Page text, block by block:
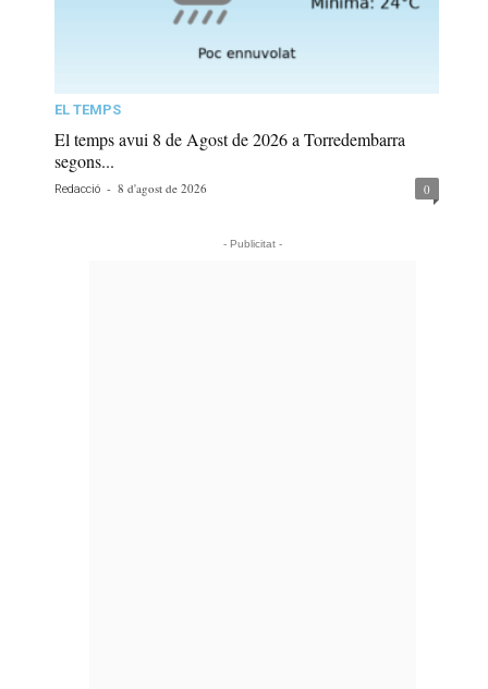
EL TEMPS
El temps avui 8 de Agost de 2026 a Torredembarra
segons...
Redacció - 8 d'agost de 2026 0
- Publicitat -